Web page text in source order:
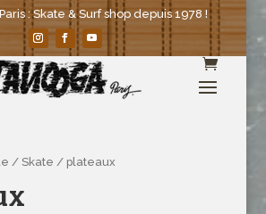
: Skate & Surf shop depuis 1978 !
/ Skate / plateaux